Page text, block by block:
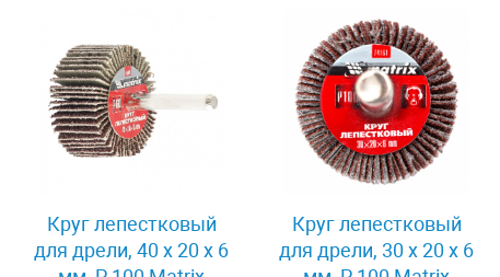
Круг лепестковый
для дрели, 40 х 20 х 6
Круг лепестковый
для дрели, 30 х 20 х 6